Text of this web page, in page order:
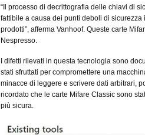
“Il processo di decrittografia delle chiavi di
fattibile a causa dei punti deboli di
prodotti”, afferma Vanhoof. Queste carte
Nespresso.
I difetti rilevati in questa tecnologia sono
stati sfruttati per compromettere una
minacce di leggere e scrivere dati arbitrari,
ricordato che le carte Mifare Classic sono
più sicura.